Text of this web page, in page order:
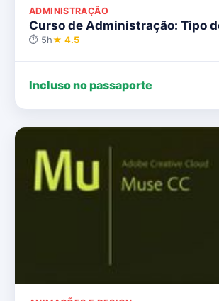
ADMINISTRAÇÃO
Curso de Administração: Tipo
⏱ 5h★ 4.5
Incluso no passaporte